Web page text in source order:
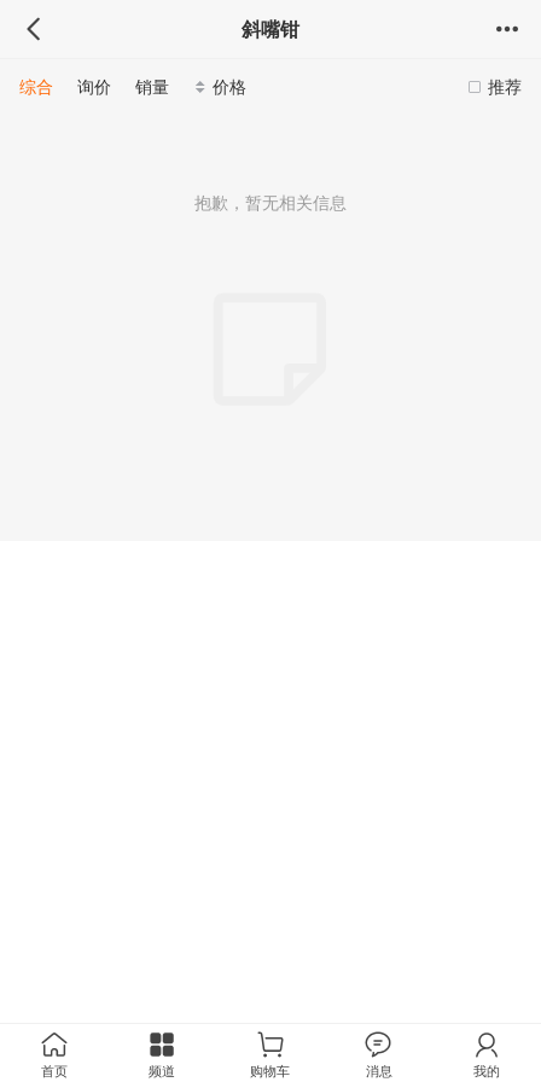
斜嘴钳
推荐
综合 询价 销量 价格
抱歉，暂无相关信息
首页 频道 购物车 消息 我的